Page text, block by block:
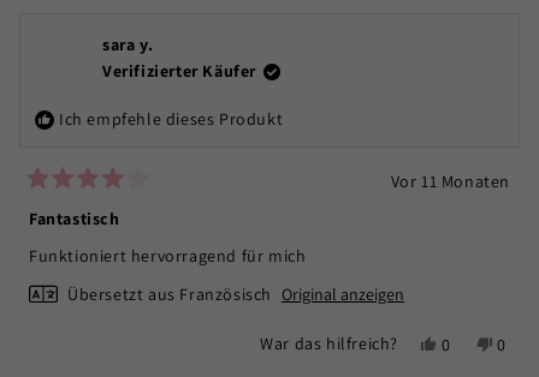
gepflegtere und gepflegtere Lippen sehen werden.
Eindrücke.
review
reply
sara y.
Verifizierter Käufer
Ich empfehle dieses Produkt
4
von
5
Sternen
bewertet
Vor 11 Monaten
Fantastisch
Funktioniert hervorragend für mich
Übersetzt aus Französisch Original anzeigen
War das hilfreich?
Ja,
0
Nein,
0